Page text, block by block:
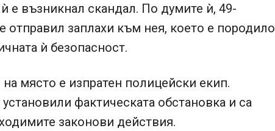
е възникнал скандал. По думите ѝ, 49-
отправил заплахи към нея, което е породило
ѝ безопасност.
място е изпратен полицейски екип.
фактическата обстановка и са
законови действия.